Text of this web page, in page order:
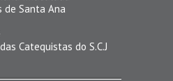
de Santa Ana
Catequistas do S.C.J